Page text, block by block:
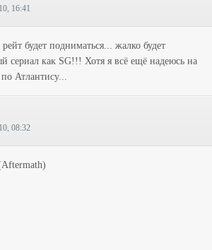
16:41
будет подниматься... жалко будет
сериал как SG!!! Хотя я всё ещё надеюсь на
Атлантису...
08:32